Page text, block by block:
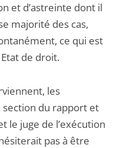
et d’astreinte dont il
majorité des cas,
ce qui est
de droit.
les
du rapport et
le juge de l’exécution
pas à être